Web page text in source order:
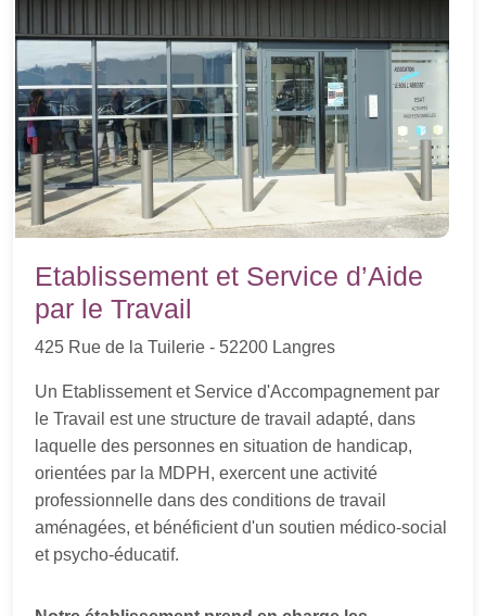
Etablissement et Service d’Aide
par le Travail
425 Rue de la Tuilerie - 52200 Langres
Un Etablissement et Service d'Accompagnement par
le Travail est une structure de travail adapté, dans
laquelle des personnes en situation de handicap,
orientées par la MDPH, exercent une activité
professionnelle dans des conditions de travail
aménagées, et bénéficient d'un soutien médico-social
et psycho-éducatif.